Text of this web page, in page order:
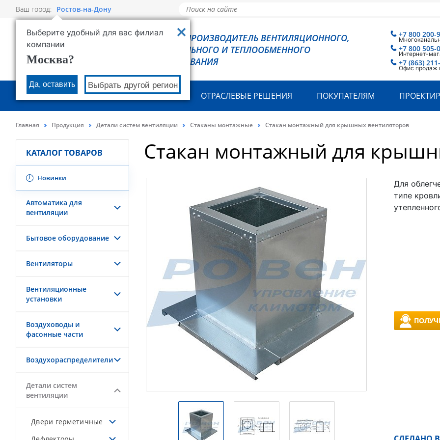
Ваш город: Ростов-на-Дону
Выберите удобный для вас филиал
компании
Москва?
Да, оставить Выбрать другой регион
РОВЕН - ПРОИЗВОДИТЕЛЬ ВЕНТИЛЯЦИОННОГО,
ХОЛОДИЛЬНОГО И ТЕПЛООБМЕННОГО
ОБОРУДОВАНИЯ
+7 800 200-
+7 800 505-
Интернет-
+7 (863)
Офис продаж
О КОМПАНИИ ПРОДУКЦИЯ ОТРАСЛЕВЫЕ РЕШЕНИЯ ПОКУПАТЕЛЯМ
Главная Продукция Детали систем вентиляции Стаканы монтажные Стакан монтажный для крышных вентиляторов
КАТАЛОГ ТОВАРОВ
Новинки
Автоматика для
вентиляции
Бытовое оборудование
Вентиляторы
Вентиляционные
установки
Воздуховоды и
фасонные части
Воздухораспределители
Детали систем
вентиляции
Двери герметичные
Стакан монтажный для
Для
типе